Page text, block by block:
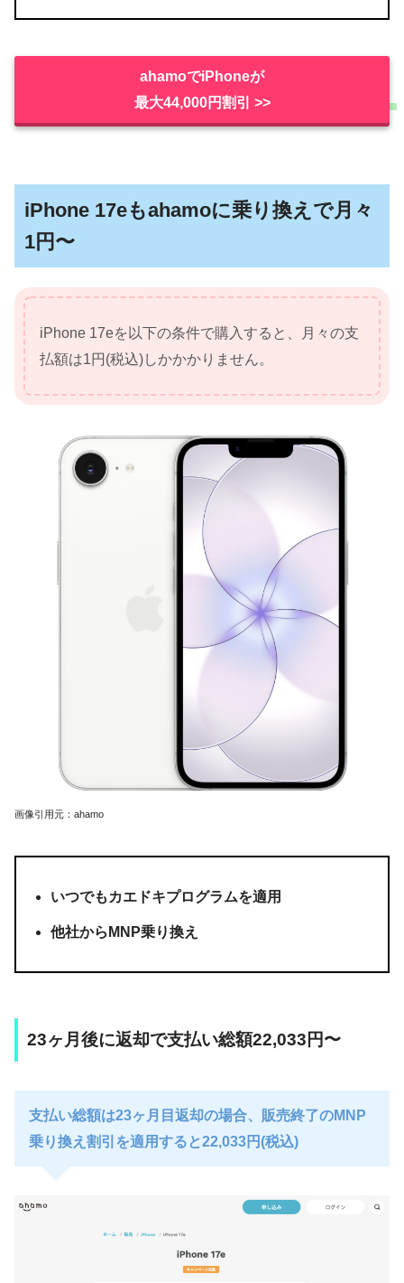
ahamoでiPhoneが
最大44,000円割引 >>
iPhone 17eもahamoに乗り換えで月々
1円〜
iPhone 17eを以下の条件で購入すると、月々の支
払額は1円(税込)しかかかりません。
画像引用元：ahamo
いつでもカエドキプログラムを適用
他社からMNP乗り換え
23ヶ月後に返却で支払い総額22,033円〜
支払い総額は23ヶ月目返却の場合、販売終了のMNP
乗り換え割引を適用すると22,033円(税込)